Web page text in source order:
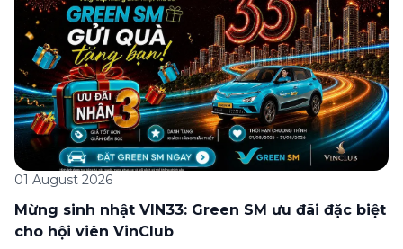
01 August 2026
Mừng sinh nhật VIN33: Green SM ưu đãi đặc biệt
cho hội viên VinClub